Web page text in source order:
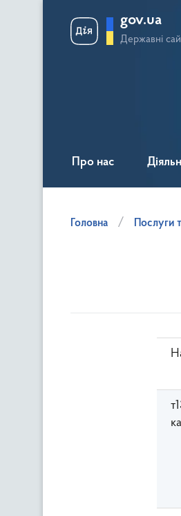
gov.ua
Державні
Про нас
Головна Послуги